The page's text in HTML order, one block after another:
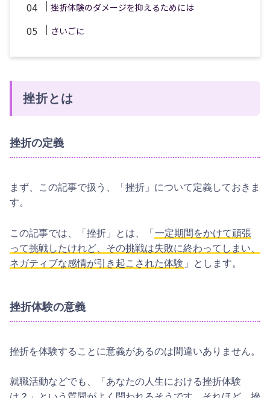
挫折体験のダメージを抑えるためには
さいごに
挫折とは
挫折の定義
まず、この記事で扱う、「挫折」について定義しておきま
す。
この記事では、「挫折」とは、「 一定期間をかけて頑張
って挑戦したけれど、その挑戦は失敗に終わってしまい、
ネガティブな感情が引き起こされた体験 」とします。
挫折体験の意義
挫折を体験することに意義があるのは間違いありません。
就職活動などでも、「あなたの人生における挫折体験